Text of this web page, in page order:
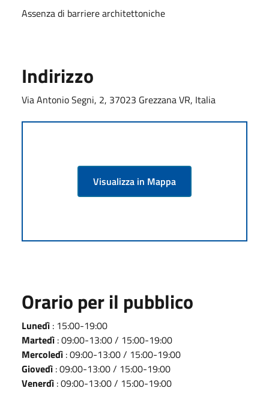
Assenza di barriere architettoniche
Indirizzo
Via Antonio Segni, 2, 37023 Grezzana VR, Italia
Visualizza in Mappa
Orario per il pubblico
Lunedì : 15:00-19:00
Martedì : 09:00-13:00 / 15:00-19:00
Mercoledì : 09:00-13:00 / 15:00-19:00
Giovedì : 09:00-13:00 / 15:00-19:00
Venerdì : 09:00-13:00 / 15:00-19:00